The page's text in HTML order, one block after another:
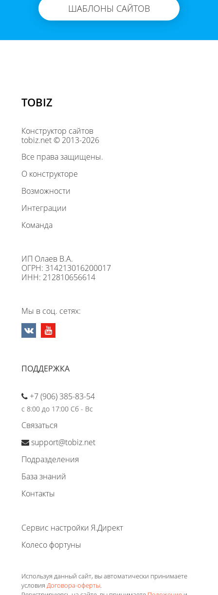
ШАБЛОНЫ САЙТОВ
TOBIZ
Конструктор сайтов
tobiz.net © 2013-2026
Все права защищены.
О конструкторе
Возможности
Интеграции
Команда
ИП Олаев В.А.
ОГРН: 314213016200017
ИНН: 212810656614
Мы в соц. сетях:
ПОДДЕРЖКА
+7 (906) 385-83-54
с 8:00 до 17:00 Сб - Вс
Связаться
support@tobiz.net
Подразделения
База знаний
Контакты
Сервис настройки Я.Директ
Колесо фортуны
Используя данный сайт, вы автоматически принимаете
условия Договора-оферты.